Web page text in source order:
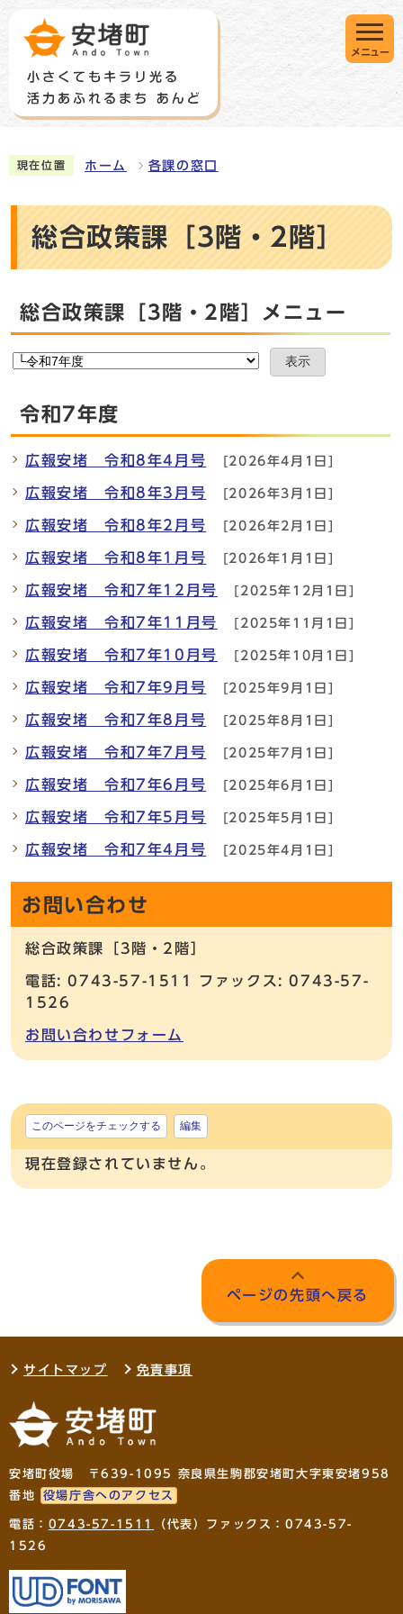
メニュー
現在位置 ホーム 各課の窓口
総合政策課［3階・2階］
総合政策課［3階・2階］メニュー
表示
令和7年度
広報安堵 令和8年4月号 [2026年4月1日]
広報安堵 令和8年3月号 [2026年3月1日]
広報安堵 令和8年2月号 [2026年2月1日]
広報安堵 令和8年1月号 [2026年1月1日]
広報安堵 令和7年12月号 [2025年12月1日]
広報安堵 令和7年11月号 [2025年11月1日]
広報安堵 令和7年10月号 [2025年10月1日]
広報安堵 令和7年9月号 [2025年9月1日]
広報安堵 令和7年8月号 [2025年8月1日]
広報安堵 令和7年7月号 [2025年7月1日]
広報安堵 令和7年6月号 [2025年6月1日]
広報安堵 令和7年5月号 [2025年5月1日]
広報安堵 令和7年4月号 [2025年4月1日]
お問い合わせ
総合政策課［3階・2階］
電話: 0743-57-1511 ファックス: 0743-57-
1526
お問い合わせフォーム
このページをチェックする 編集
現在登録されていません。
ページの先頭へ戻る
サイトマップ 免責事項
安堵町役場 〒639-1095 奈良県生駒郡安堵町大字東安堵958
番地
役場庁舎へのアクセス
電話： 0743-57-1511
（代表）ファックス：0743-57-
1526